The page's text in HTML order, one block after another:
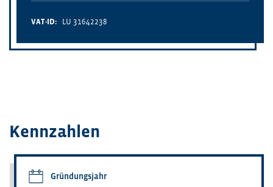
VAT-ID: LU 31642238
Kennzahlen
Gründungsjahr